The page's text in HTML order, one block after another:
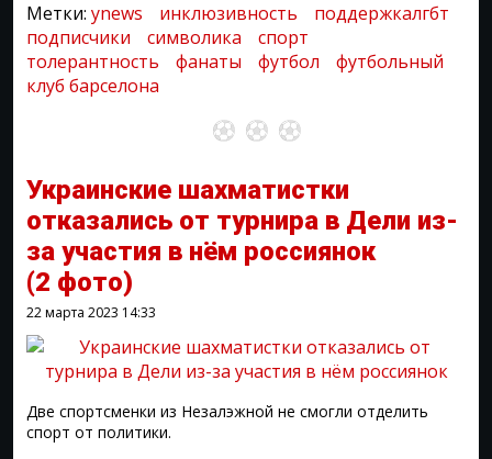
Метки: ynews инклюзивность
поддержкалгбт
подписчики
символика
спорт
толерантность
фанаты футбол
футбольный
клуб барселона
Украинские шахматистки
отказались от турнира в Дели из-
за участия в нём россиянок
(2 фото)
22 марта 2023 14:33
Две спортсменки из Незалэжной не смогли отделить
спорт от политики.